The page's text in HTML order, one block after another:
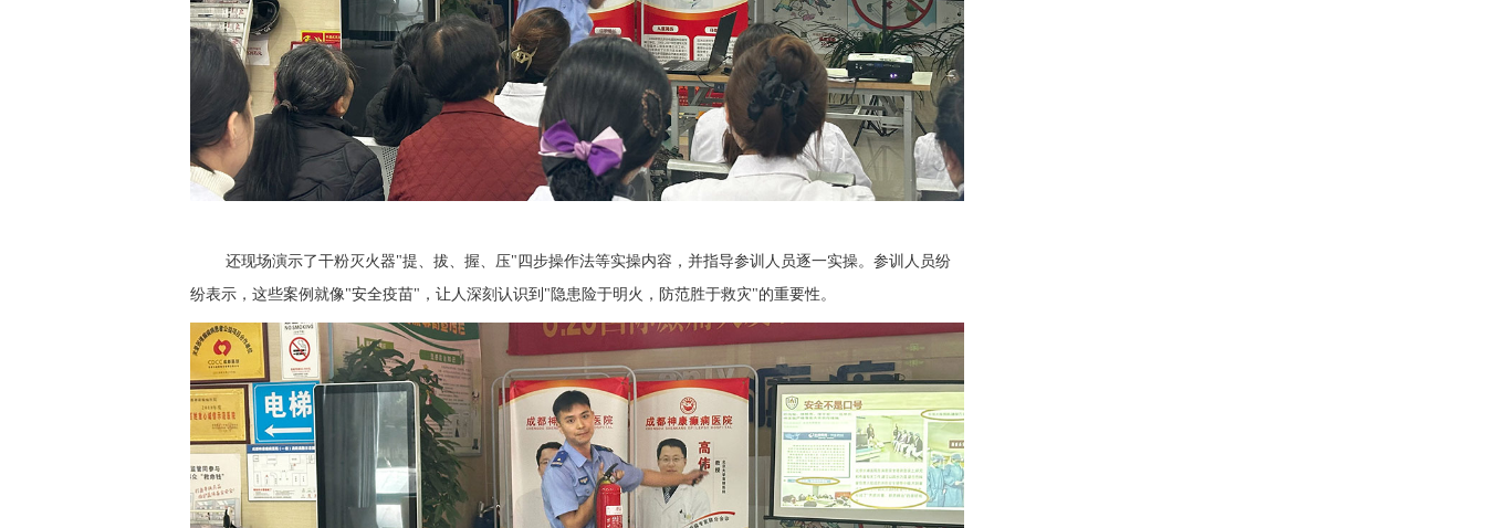
还现场演示了干粉灭火器"提、拔、握、压"四步操作法等实操内容，并指导参训人员逐一实操。参训人员纷
纷表示，这些案例就像"安全疫苗"，让人深刻认识到"隐患险于明火，防范胜于救灾"的重要性。